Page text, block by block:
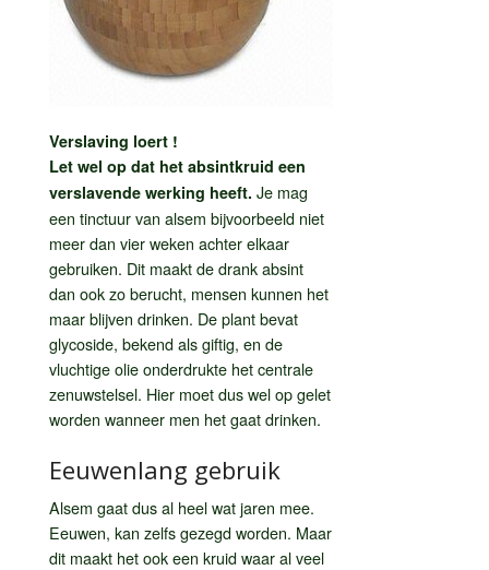
Verslaving loert !
Let wel op dat het absintkruid een
verslavende werking heeft. Je mag
een tinctuur van alsem bijvoorbeeld niet
meer dan vier weken achter elkaar
gebruiken. Dit maakt de drank absint
dan ook zo berucht, mensen kunnen het
maar blijven drinken. De plant bevat
glycoside, bekend als giftig, en de
vluchtige olie onderdrukte het centrale
zenuwstelsel. Hier moet dus wel op gelet
worden wanneer men het gaat drinken.
Eeuwenlang gebruik
Alsem gaat dus al heel wat jaren mee.
Eeuwen, kan zelfs gezegd worden. Maar
dit maakt het ook een kruid waar al veel